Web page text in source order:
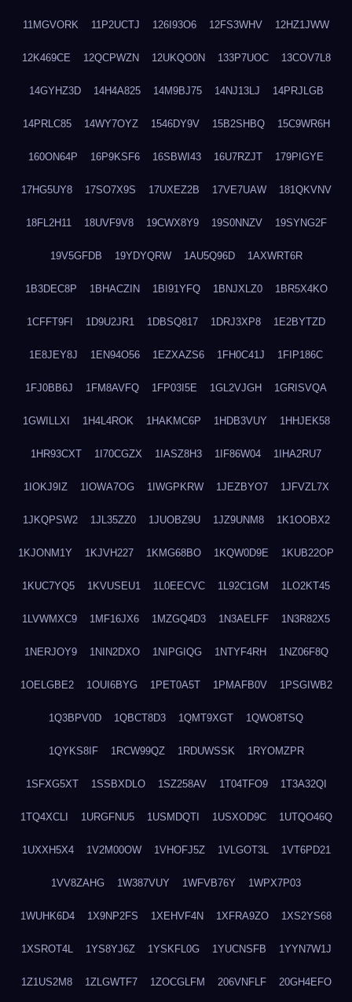
11MGVORK 11P2UCTJ 126I93O6 12FS3WHV 12HZ1JWW
12K469CE 12QCPWZN 12UKQO0N 133P7UOC 13COV7L8
14GYHZ3D 14H4A825 14M9BJ75 14NJ13LJ 14PRJLGB
14PRLC85 14WY7OYZ 1546DY9V 15B2SHBQ 15C9WR6H
160ON64P 16P9KSF6 16SBWI43 16U7RZJT 179PIGYE
17HG5UY8 17SO7X9S 17UXEZ2B 17VE7UAW 181QKVNV
18FL2H11 18UVF9V8 19CWX8Y9 19S0NNZV 19SYNG2F
19V5GFDB 19YDYQRW 1AU5Q96D 1AXWRT6R
1B3DEC8P 1BHACZIN 1BI91YFQ 1BNJXLZ0 1BR5X4KO
1CFFT9FI 1D9U2JR1 1DBSQ817 1DRJ3XP8 1E2BYTZD
1E8JEY8J 1EN94O56 1EZXAZS6 1FH0C41J 1FIP186C
1FJ0BB6J 1FM8AVFQ 1FP03I5E 1GL2VJGH 1GRISVQA
1GWILLXI 1H4L4ROK 1HAKMC6P 1HDB3VUY 1HHJEK58
1HR93CXT 1I70CGZX 1IASZ8H3 1IF86W04 1IHA2RU7
1IOKJ9IZ 1IOWA7OG 1IWGPKRW 1JEZBYO7 1JFVZL7X
1JKQPSW2 1JL35ZZ0 1JUOBZ9U 1JZ9UNM8 1K1OOBX2
1KJONM1Y 1KJVH227 1KMG68BO 1KQW0D9E 1KUB22OP
1KUC7YQ5 1KVUSEU1 1L0EECVC 1L92C1GM 1LO2KT45
1LVWMXC9 1MF16JX6 1MZGQ4D3 1N3AELFF 1N3R82X5
1NERJOY9 1NIN2DXO 1NIPGIQG 1NTYF4RH 1NZ06F8Q
1OELGBE2 1OUI6BYG 1PET0A5T 1PMAFB0V 1PSGIWB2
1Q3BPV0D 1QBCT8D3 1QMT9XGT 1QWO8TSQ
1QYKS8IF 1RCW99QZ 1RDUWSSK 1RYOMZPR
1SFXG5XT 1SSBXDLO 1SZ258AV 1T04TFO9 1T3A32QI
1TQ4XCLI 1URGFNU5 1USMDQTI 1USXOD9C 1UTQO46Q
1UXXH5X4 1V2M00OW 1VHOFJ5Z 1VLGOT3L 1VT6PD21
1VV8ZAHG 1W387VUY 1WFVB76Y 1WPX7P03
1WUHK6D4 1X9NP2FS 1XEHVF4N 1XFRA9ZO 1XS2YS68
1XSROT4L 1YS8YJ6Z 1YSKFL0G 1YUCNSFB 1YYN7W1J
1Z1US2M8 1ZLGWTF7 1ZOCGLFM 206VNFLF 20GH4EFO